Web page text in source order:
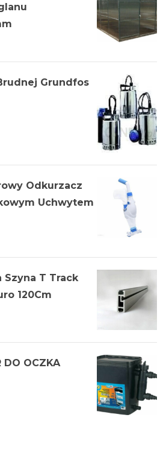
Grundfos
Odkurzacz
Uchwytem
Szyna T Track
120Cm
DO OCZKA